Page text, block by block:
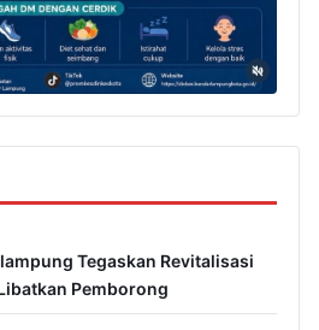
Tegaskan Revitalisasi
Pemborong